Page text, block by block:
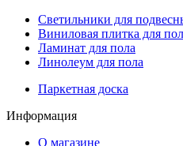
Светильники для
Виниловая плитка для
Ламинат для пола
Линолеум для пола
Паркетная доска
Информация
О магазине